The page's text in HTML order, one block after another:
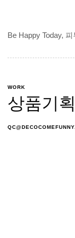
Be Happy Today,
WORK
상품기